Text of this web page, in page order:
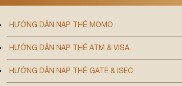
HƯỚNG DẪN NẠP THẺ MOMO
HƯỚNG DẪN NẠP THẺ ATM & VISA
HƯỚNG DẪN NẠP THẺ GATE & ISEC